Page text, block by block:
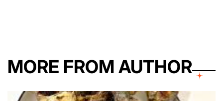
MORE FROM AUTHOR